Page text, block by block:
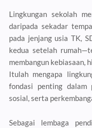
Lingkungan sekolah
daripada sekadar
pada jenjang usia TK,
kedua setelah
membangun kebiasaan,
Itulah mengapa
fondasi penting dalam
sosial, serta
Sebagai lembaga